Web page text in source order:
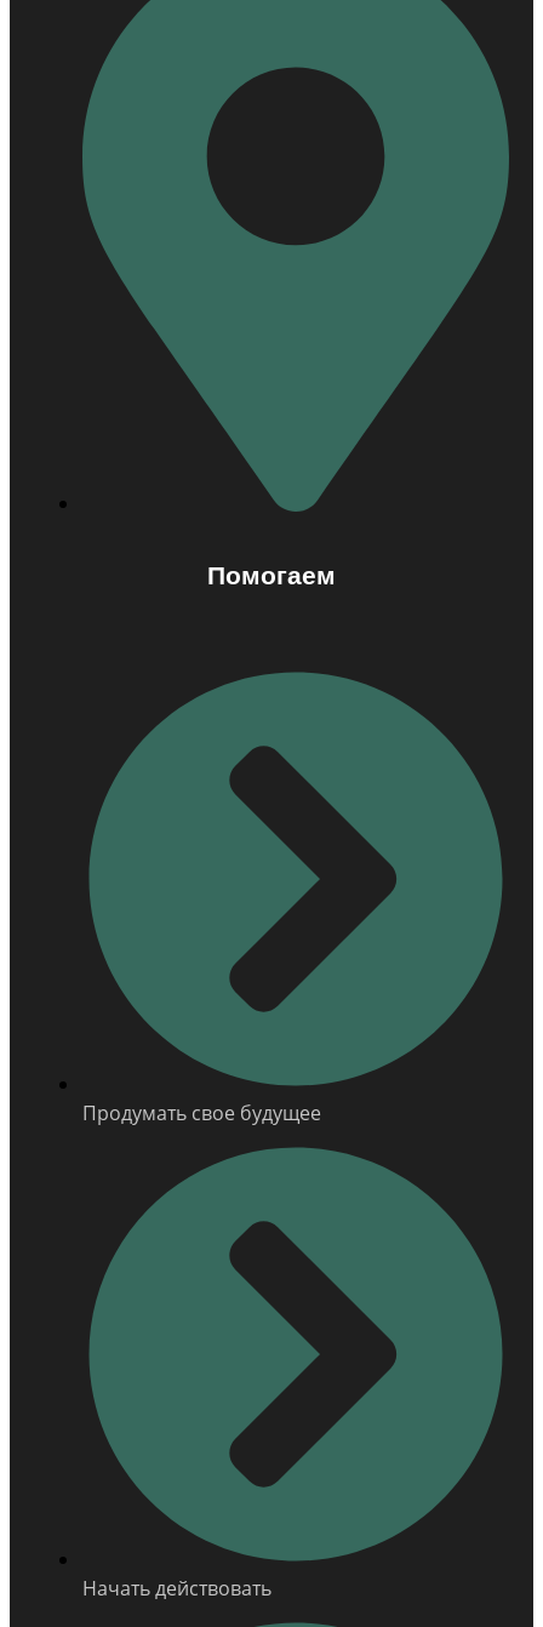
Помогаем
Продумать свое будущее
Начать действовать